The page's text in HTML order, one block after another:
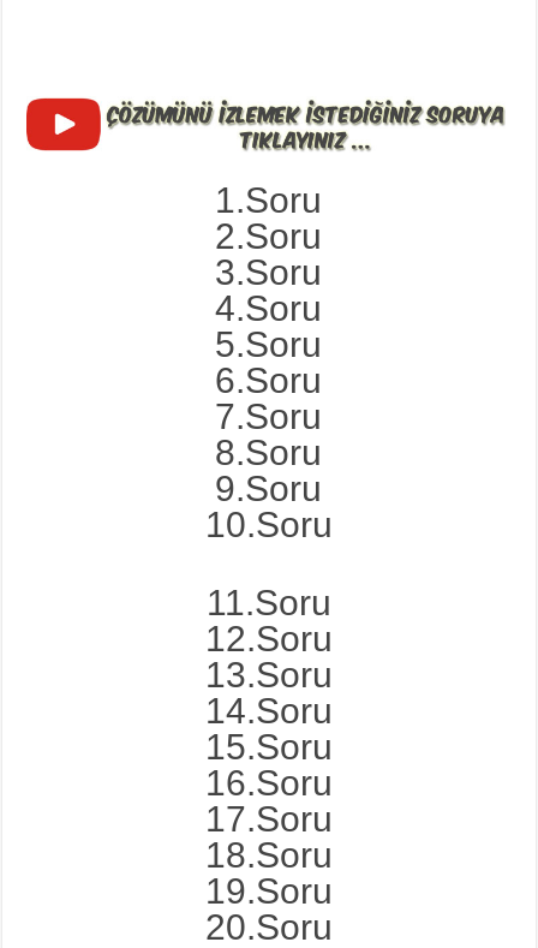
1.Soru
2.Soru
3.Soru
4.Soru
5.Soru
6.Soru
7.Soru
8.Soru
9.Soru
10.Soru
11.Soru
12.Soru
13.Soru
14.Soru
15.Soru
16.Soru
17.Soru
18.Soru
19.Soru
20.Soru